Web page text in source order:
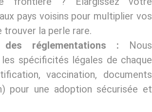
pays voisins pour multiplier vos
trouver la perle rare.
des réglementations : Nous
spécificités légales de chaque
vaccination, documents
pour une adoption sécurisée et